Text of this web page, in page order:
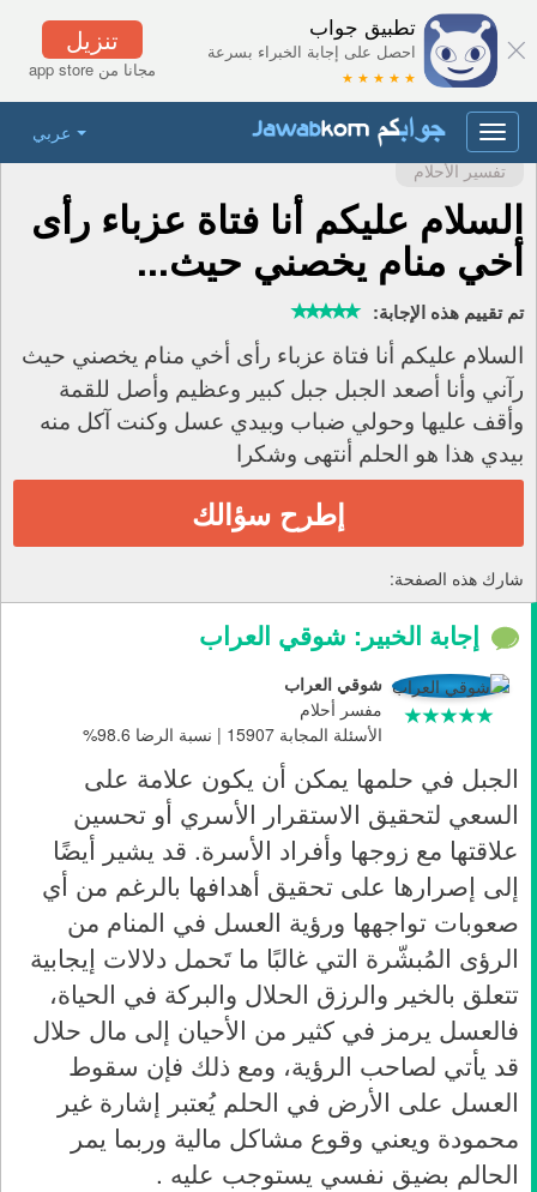
تنزيل
مجانا من app store
تطبيق جواب
احصل على إجابة الخبراء بسرعة
★ ★ ★ ★ ★
عربي
Toggle
navigation
تفسير الأحلام
السلام عليكم أنا فتاة عزباء رأى
أخي منام يخصني حيث...
تم تقييم هذه الإجابة:
السلام عليكم أنا فتاة عزباء رأى أخي منام يخصني حيث
رآني وأنا أصعد الجبل جبل كبير وعظيم وأصل للقمة
وأقف عليها وحولي ضباب وبيدي عسل وكنت آكل منه
بيدي هذا هو الحلم أنتهى وشكرا
إطرح سؤالك
شارك هذه الصفحة:
إجابة الخبير: شوقي العراب
شوقي العراب
مفسر أحلام
الأسئلة المجابة 15907 | نسبة الرضا 98.6%
الجبل في حلمها يمكن أن يكون علامة على
السعي لتحقيق الاستقرار الأسري أو تحسين
علاقتها مع زوجها وأفراد الأسرة. قد يشير أيضًا
إلى إصرارها على تحقيق أهدافها بالرغم من أي
صعوبات تواجهها ورؤية العسل في المنام من
الرؤى المُبشّرة التي غالبًا ما تَحمل دلالات إيجابية
تتعلق بالخير والرزق الحلال والبركة في الحياة،
فالعسل يرمز في كثير من الأحيان إلى مال حلال
قد يأتي لصاحب الرؤية، ومع ذلك فإن سقوط
العسل على الأرض في الحلم يُعتبر إشارة غير
محمودة ويعني وقوع مشاكل مالية وربما يمر
الحالم بضيق نفسي يستوجب عليه .